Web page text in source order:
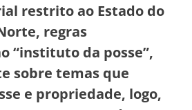
restrito ao Estado do
regras
“instituto da posse”,
sobre temas que
e propriedade, logo,